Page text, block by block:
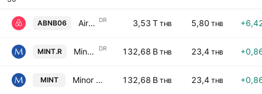
ABNB06 Airbnb, Inc. Shs Thailand Depositary Receipts Repr 1 Sh DR 3,53 T THB 5,80 THB
MINT.R Minor International Public Co., Ltd. NVDR DR 132,68 B THB 23,4 THB
MINT Minor International Public Co., Ltd. 132,68 B THB 23,4 THB